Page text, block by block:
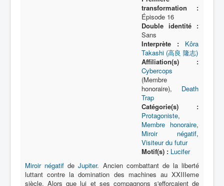
transformation :
Épisode 16
Double identité :
Sans
Interprète :
Kôra
Takashi (高良 隆志)
Affiliation(s) :
Cybercops
(Membre
honoraire), Death
Trap
Catégorie(s) :
Protagoniste,
Membre honoraire,
Miroir négatif,
Visiteur du futur
Motif(s) : Lucifer
Miroir négatif deJupiter. Ancien combattant de la liberté
luttant contre la domination des machines au XXIIIeme
siècle. Alors que lui et ses compagnons s'efforçaient de